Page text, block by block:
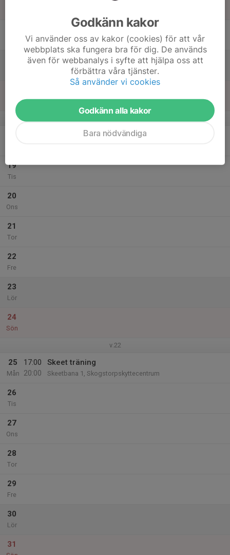
Skeet träning
19
Tis
20
Ons
21
Tor
22
Fre
23
Lör
24
Sön
v.22
25
Mån
17:00
20:00
Skeet träning
Skeetbana 1, Skogstorpskyttecentrum
26
Tis
27
Ons
28
Tor
29
Fre
30
Lör
31
Godkänn kakor
Vi använder oss av kakor (cookies) för att vår
webbplats ska fungera bra för dig. De används
även för webbanalys i syfte att hjälpa oss att
förbättra våra tjänster.
Så använder vi cookies
Godkänn alla kakor
Bara nödvändiga